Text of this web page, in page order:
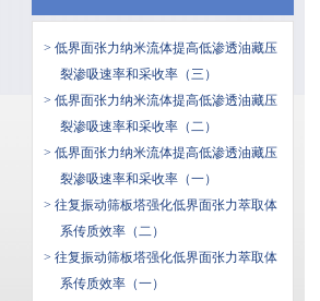
> 低界面张力纳米流体提高低渗透油藏压
裂渗吸速率和采收率（三）
> 低界面张力纳米流体提高低渗透油藏压
裂渗吸速率和采收率（二）
> 低界面张力纳米流体提高低渗透油藏压
裂渗吸速率和采收率（一）
> 往复振动筛板塔强化低界面张力萃取体
系传质效率（二）
> 往复振动筛板塔强化低界面张力萃取体
系传质效率（一）